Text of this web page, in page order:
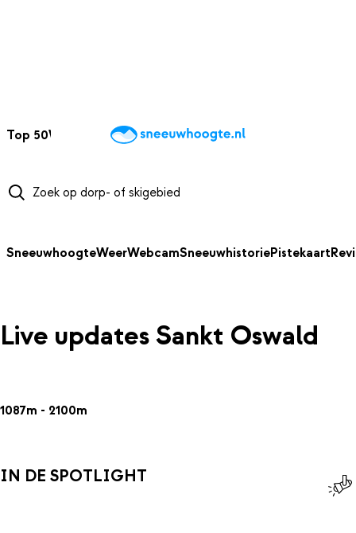
Top 50Webcams WintersportweerKaarten
SneeuwhoogteWeerWebcamSneeuwhistoriePistekaart
Live updates Sankt Oswald
1087m - 2100m
IN DE SPOTLIGHT